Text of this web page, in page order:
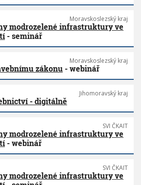
Moravskoslezský kraj
modrozelené infrastruktury ve
- seminář
Moravskoslezský kraj
zákonu - webinář
Jihomoravský kraj
- digitálně
SVI ČKAIT
modrozelené infrastruktury ve
- webinář
SVI ČKAIT
modrozelené infrastruktury ve